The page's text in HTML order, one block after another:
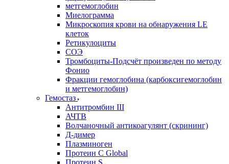
метгемоглобин
Миелограмма
Микроскопия крови на обнаружения LE
клеток
Ретикулоциты
СОЭ
Тромбоциты-Подсчёт произведен по методу
Фонио
Фракции гемоглобина (карбоксигемоглобин
и метгемоглобин)
Гемостаз
Антитромбин III
АЧТВ
Волчаночный антикоагулянт (скрининг)
Д-димер
Плазминоген
Протеин C Global
Протеин S